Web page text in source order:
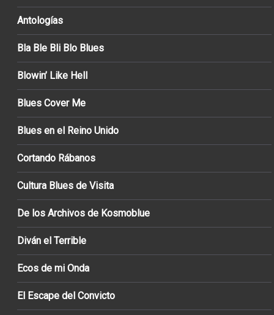
Antologías
Bla Ble Bli Blo Blues
Blowin’ Like Hell
Blues Cover Me
Blues en el Reino Unido
Cortando Rábanos
Cultura Blues de Visita
De los Archivos de Kosmoblue
Diván el Terrible
Ecos de mi Onda
El Escape del Convicto